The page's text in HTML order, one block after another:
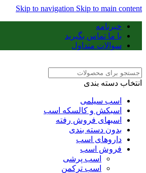
Skip to navigation Skip to main content
خبرنامه
با ما تماس بگیرید
سوالات متداول
انتخاب دسته بندی
اسب سیلمی
اسبکش و کالسکه اسب
اسبهای فروش رفته
بدون دسته بندی
داروهای اسب
فروش اسب
اسب پرشی
اسب ترکمن